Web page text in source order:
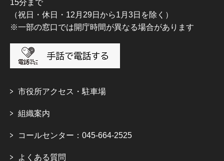
15分まで
（祝日・休日・12月29日から1月3日を除く）
※一部の窓口では開庁時間が異なる場合があります
市役所アクセス・駐車場
組織案内
コールセンター：045-664-2525
よくある質問